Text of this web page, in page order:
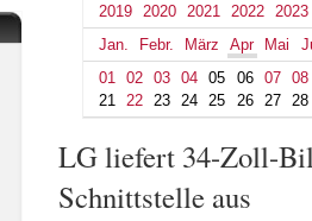
2019
2020 2021 2022
2023
Jan.
Febr. März Apr Mai
01
02 03 04 05 06 07
08
21
22 23 24 25 26 27 28
LG liefert 34-Zoll-
Schnittstelle aus